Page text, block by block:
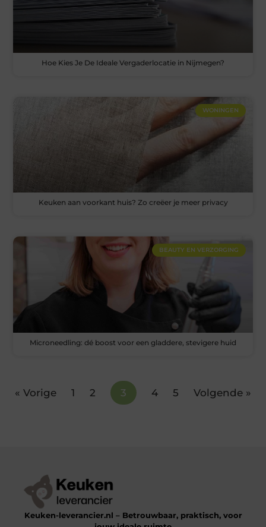
Hoe Kies Je De Ideale Vergaderlocatie in Nijmegen?
WONINGEN
Keuken aan voorkant huis? Zo creëer je meer privacy
BEAUTY EN VERZORGING
Microneedling: dé boost voor een gladdere, stevigere huid
« Vorige 1 2 3 4 5 Volgende »
Keuken-leverancier.nl – Betrouwbaar, praktisch, voor